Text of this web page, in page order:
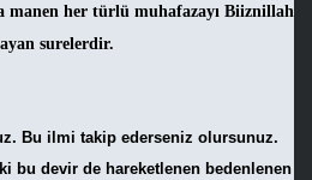
manen her türlü muhafazayı Biiznillah
surelerdir.
Bu ilmi takip ederseniz olursunuz.
bu devir de hareketlenen bedenlenen